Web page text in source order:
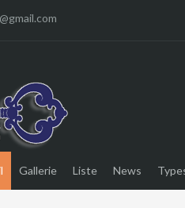
Gallerie Liste News